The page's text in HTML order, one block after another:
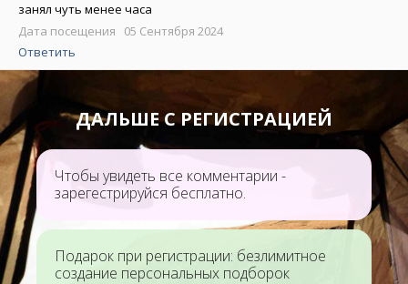
занял чуть менее часа
Дата посещения 05 Сентября 2024
Ответить
ДАЛЬШЕ С РЕГИСТРАЦИЕЙ
Чтобы увидеть все комментарии -
зарегестрируйся бесплатно.
Подарок при регистрации: безлимитное
создание персональных подборок